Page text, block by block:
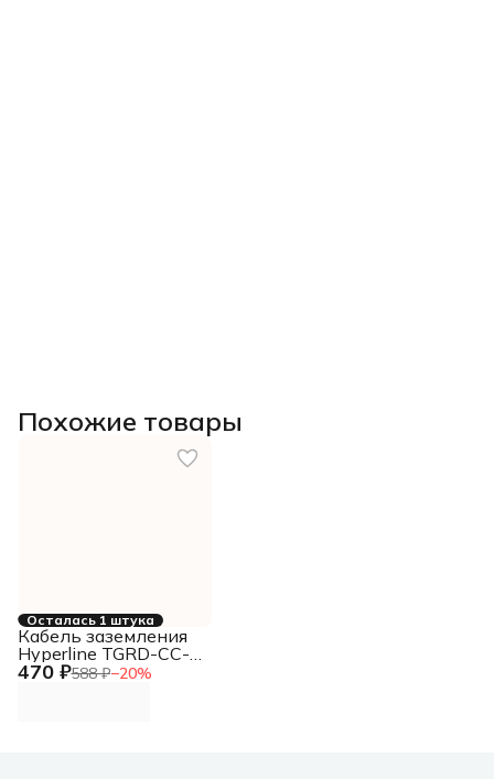
Похожие товары
Осталась 1 штука
470 ₽588 ₽−20%
Кабель заземления
Hyperline TGRD-CC-
15 дл.150мм